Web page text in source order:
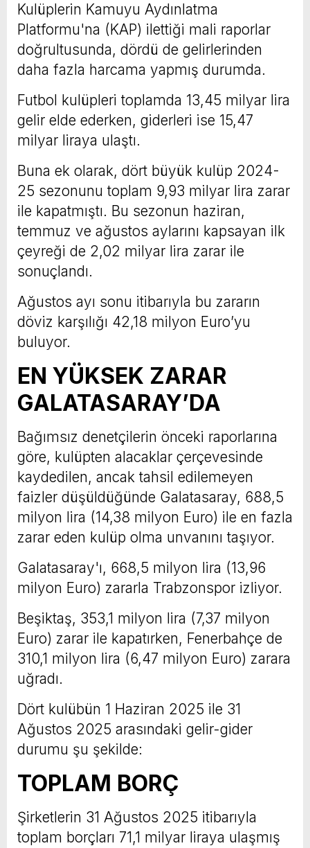
Kulüplerin Kamuyu Aydınlatma
Platformu'na (KAP) ilettiği mali raporlar
doğrultusunda, dördü de gelirlerinden
daha fazla harcama yapmış durumda.
Futbol kulüpleri toplamda 13,45 milyar lira
gelir elde ederken, giderleri ise 15,47
milyar liraya ulaştı.
Buna ek olarak, dört büyük kulüp 2024-
25 sezonunu toplam 9,93 milyar lira zarar
ile kapatmıştı. Bu sezonun haziran,
temmuz ve ağustos aylarını kapsayan ilk
çeyreği de 2,02 milyar lira zarar ile
sonuçlandı.
Ağustos ayı sonu itibarıyla bu zararın
döviz karşılığı 42,18 milyon Euro’yu
buluyor.
EN YÜKSEK ZARAR
GALATASARAY’DA
Bağımsız denetçilerin önceki raporlarına
göre, kulüpten alacaklar çerçevesinde
kaydedilen, ancak tahsil edilemeyen
faizler düşüldüğünde Galatasaray, 688,5
milyon lira (14,38 milyon Euro) ile en fazla
zarar eden kulüp olma unvanını taşıyor.
Galatasaray'ı, 668,5 milyon lira (13,96
milyon Euro) zararla Trabzonspor izliyor.
Beşiktaş, 353,1 milyon lira (7,37 milyon
Euro) zarar ile kapatırken, Fenerbahçe de
310,1 milyon lira (6,47 milyon Euro) zarara
uğradı.
Dört kulübün 1 Haziran 2025 ile 31
Ağustos 2025 arasındaki gelir-gider
durumu şu şekilde:​​​​​​​​​​​​​​
TOPLAM BORÇ
Şirketlerin 31 Ağustos 2025 itibarıyla
toplam borçları 71,1 milyar liraya ulaşmış